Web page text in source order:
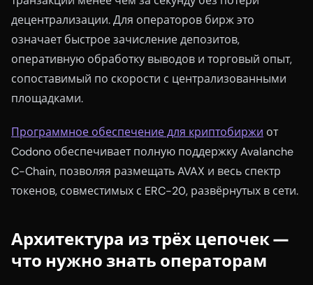
децентрализации. Для операторов бирж это
означает быстрое зачисление депозитов,
оперативную обработку выводов и торговый опыт,
сопоставимый по скорости с централизованными
площадками.
Программное обеспечение для криптобиржи от
Codono обеспечивает полную поддержку Avalanche
C-Chain, позволяя размещать AVAX и весь спектр
токенов, совместимых с ERC-20, развёрнутых в сети.
Архитектура из трёх цепочек —
что нужно знать операторам